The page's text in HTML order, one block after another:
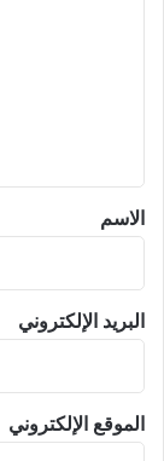
*
الاسم
البريد الإلكتروني
الموقع الإلكتروني